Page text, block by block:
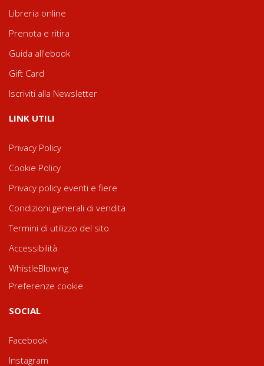
Libreria online
Prenota e ritira
Guida all'ebook
Gift Card
Iscriviti alla Newsletter
LINK UTILI
Privacy Policy
Cookie Policy
Privacy policy eventi e fiere
Condizioni generali di vendita
Termini di utilizzo del sito
Accessibilità
WhistleBlowing
Preferenze cookie
SOCIAL
Facebook
Instagram